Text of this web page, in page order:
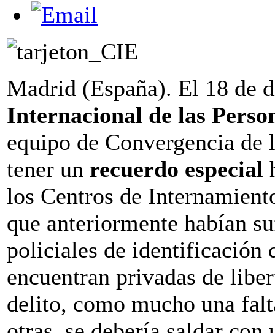
Madrid (España). El 18 de
Internacional de las
equipo de Convergencia de
tener un recuerdo especial
los Centros de
que anteriormente habían
policiales de identificación
encuentran privadas de
delito, como mucho una